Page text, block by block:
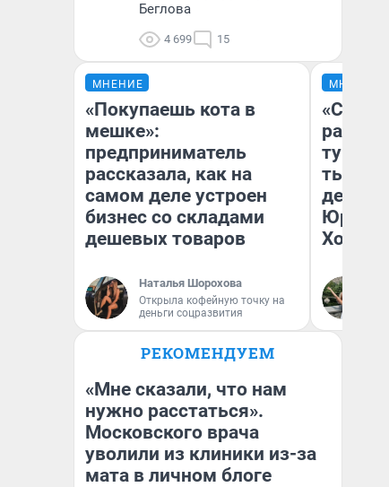
Беглова
4 699 15
МНЕНИЕ
«Покупаешь кота в
мешке»:
предприниматель
рассказала, как на
самом деле устроен
бизнес со складами
дешевых товаров
Наталья Шорохова
Открыла кофейную точку на
деньги соцразвития
МНЕНИЕ
тысяч,
день
РЕКОМЕНДУЕМ
«Мне сказали, что нам
нужно расстаться».
Московского врача
уволили из клиники из-за
мата в личном блоге